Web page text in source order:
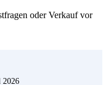
oder Verkauf vor
2026